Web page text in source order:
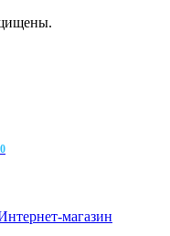
магазин